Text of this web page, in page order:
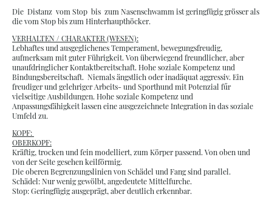
Die Distanz vom Stop bis zum Nasenschwamm ist geringfügig grösser als
die vom Stop bis zum Hinterhaupthöcker.
VERHALTEN / CHARAKTER (WESEN):
Lebhaftes und ausgeglichenes Temperament, bewegungsfreudig,
aufmerksam mit guter Führigkeit. Von überwiegend freundlicher, aber
unaufdringlicher Kontaktbereitschaft. Hohe soziale Kompetenz und
Bindungsbereitschaft. Niemals ängstlich oder inadäquat aggressiv. Ein
freudiger und gelehriger Arbeits- und Sporthund mit Potenzial fűr
vielseitige Ausbildungen. Hohe soziale Kompetenz und
Anpassungsfähigkeit lassen eine ausgezeichnete Integration in das soziale
Umfeld zu.
KOPF:
OBERKOPF:
Kräftig, trocken und fein modelliert, zum Körper passend. Von oben und
von der Seite gesehen keilförmig.
Die oberen Begrenzungslinien von Schädel und Fang sind parallel.
Schädel: Nur wenig gewölbt, angedeutete Mittelfurche.
Stop: Geringfügig ausgeprägt, aber deutlich erkennbar.